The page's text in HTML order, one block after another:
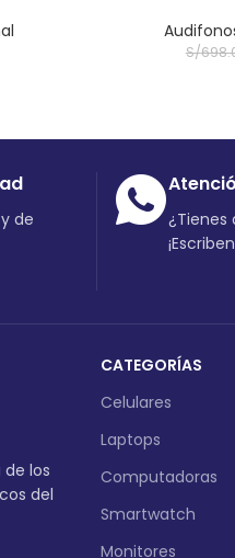
S/
de
¿Tienes
los
del
CATEGORÍAS
Celulares
Laptops
Computadoras
Smartwatch
Monitores